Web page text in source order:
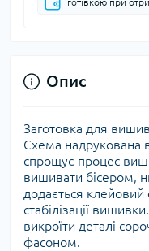
готівкою при
Опис
Заготовка для
Схема надрукована
спрощує процес
вишивати бісером,
додається клейовий
стабілізації
викроїти деталі
фасоном.